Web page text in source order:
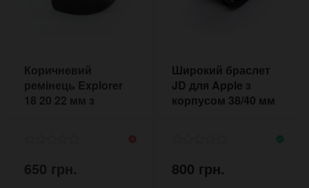
Коричневий
ремінець Explorer
18 20 22 мм з
650 грн.
Широкий браслет
JD для Apple з
корпусом 38/40 мм
800 грн.